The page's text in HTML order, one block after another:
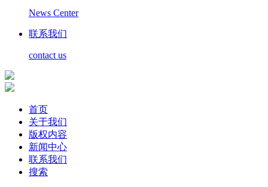
News Center
联系我们
contact us
首页
关于我们
版权内容
新闻中心
联系我们
搜索